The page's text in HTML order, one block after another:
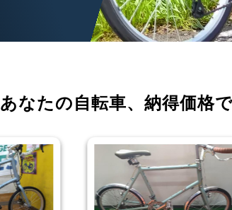
あなたの自転車、 納得価格